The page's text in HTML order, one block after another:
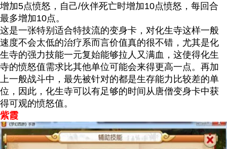
增加5点愤怒，自己/伙伴死亡时增加10点愤怒，每回合
最多增加10点。
这是一张特别适合特技流的变身卡，对化生寺这样一般
速度不会太低的治疗系而言价值真的很不错，尤其是化
生寺的强力技能一元复始能够拉人又满血，这使得化生
寺的愤怒值需求比其他单位可能会来得更高一点。再加
上一般战斗中，最先被针对的都是生存能力比较差的单
位，因此，化生寺可以有足够的时间从唐僧变身卡中获
得可观的愤怒值。
紫霞